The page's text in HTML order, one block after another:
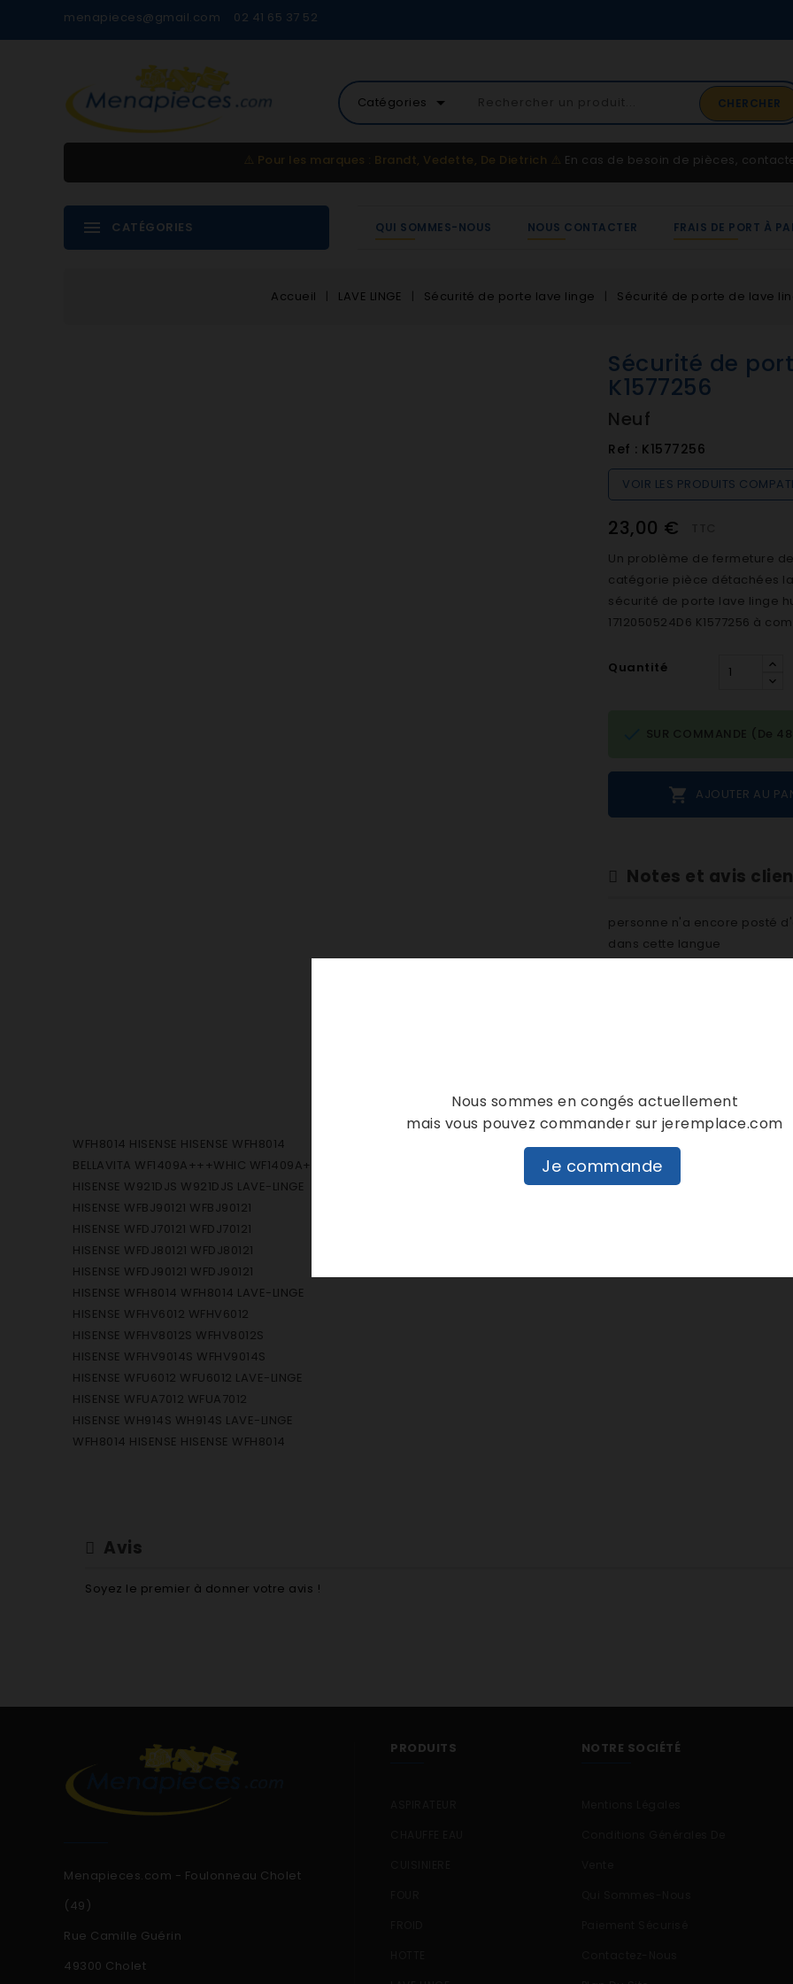
menapieces@gmail.com 02 41 65 37 52
Catégories arrow_drop_down CHERCHER
02 41 65 37 52
Service client
⚠️ Pour les marques : Brandt, Vedette, De Dietrich ⚠️ En cas de besoin de pièces,
CATÉGORIES QUI SOMMES-NOUS NOUS CONTACTER FRAIS DE PORT À
Accueil LAVE LINGE Sécurité de porte lave linge Sécurité de porte de lave
Sécurité de
K1577256
Neuf
Ref : K1577256
VOIR LES PRODUITS
23,00 €
Un problème de fermeture
catégorie pièce détachées
sécurité de porte lave linge
1712050524D6 K1577256 à
Quantité
 AJOUTER AU
SUR COMMANDE (De
Notes et avis
personne n'a encore posté
dans cette langue
WFH8014 HISENSE HISENSE WFH8014
BELLAVITA WF1409A+++WHIC WF1409A+++WHIC
HISENSE W921DJS W921DJS LAVE-LINGE
HISENSE WFBJ90121 WFBJ90121
HISENSE WFDJ70121 WFDJ70121
HISENSE WFDJ80121 WFDJ80121
HISENSE WFDJ90121 WFDJ90121
HISENSE WFH8014 WFH8014 LAVE-LINGE
HISENSE WFHV6012 WFHV6012
HISENSE WFHV8012S WFHV8012S
HISENSE WFHV9014S WFHV9014S
HISENSE WFU6012 WFU6012 LAVE-LINGE
HISENSE WFUA7012 WFUA7012
HISENSE WH914S WH914S LAVE-LINGE
WFH8014 HISENSE HISENSE WFH8014
Avis
Soyez le premier à donner votre avis !
Menapieces.com - Foulonneau Cholet
(49)
Rue Camille Guérin
49300 Cholet
PRODUITS NOTRE SOCIÉTÉ
Nous sommes en congés actuellement
mais vous pouvez commander sur jeremplace.com
Je commande